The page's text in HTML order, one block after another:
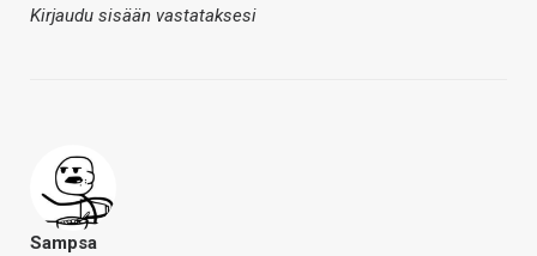
Kirjaudu sisään vastataksesi
Sampsa